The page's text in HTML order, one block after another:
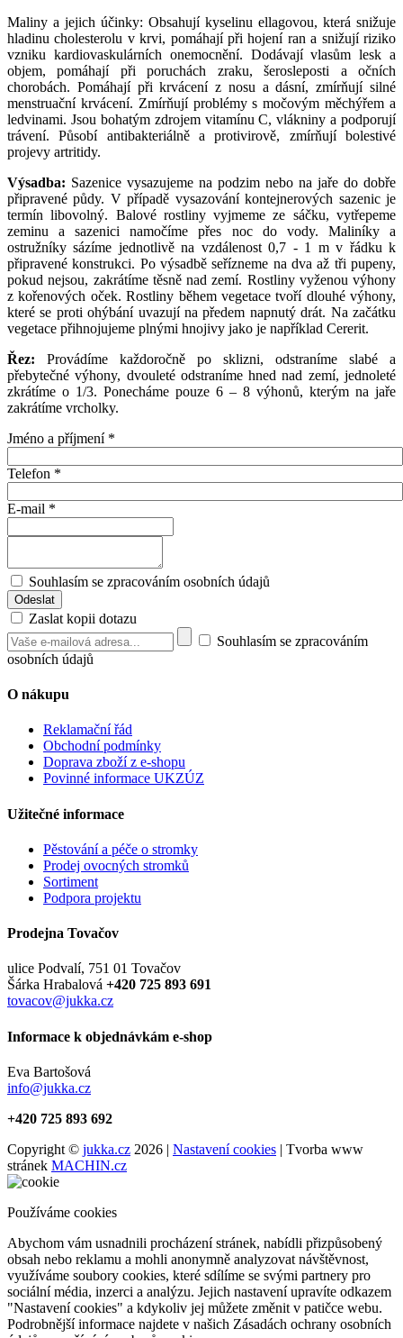
Maliny a jejich účinky: Obsahují kyselinu ellagovou, která snižuje
hladinu cholesterolu v krvi, pomáhají při hojení ran a snižují riziko
vzniku kardiovaskulárních onemocnění. Dodávají vlasům lesk a
objem, pomáhají při poruchách zraku, šerosleposti a očních
chorobách. Pomáhají při krvácení z nosu a dásní, zmírňují silné
menstruační krvácení. Zmírňují problémy s močovým měchýřem a
ledvinami. Jsou bohatým zdrojem vitamínu C, vlákniny a podporují
trávení. Působí antibakteriálně a protivirově, zmírňují bolestivé
projevy artritidy.
Výsadba: Sazenice vysazujeme na podzim nebo na jaře do dobře
připravené půdy. V případě vysazování kontejnerových sazenic je
termín libovolný. Balové rostliny vyjmeme ze sáčku, vytřepeme
zeminu a sazenici namočíme přes noc do vody. Maliníky a
ostružníky sázíme jednotlivě na vzdálenost 0,7 - 1 m v řádku k
připravené konstrukci. Po výsadbě seřízneme na dva až tři pupeny,
pokud nejsou, zakrátíme těsně nad zemí. Rostliny vyženou výhony
z kořenových oček. Rostliny během vegetace tvoří dlouhé výhony,
které se proti ohýbání uvazují na předem napnutý drát. Na začátku
vegetace přihnojujeme plnými hnojivy jako je například Cererit.
Řez: Provádíme každoročně po sklizni, odstraníme slabé a
přebytečné výhony, dvouleté odstraníme hned nad zemí, jednoleté
zkrátíme o 1/3. Ponecháme pouze 6 – 8 výhonů, kterým na jaře
zakrátíme vrcholky.
Jméno a příjmení *
Telefon *
E-mail *
Souhlasím se zpracováním osobních údajů
Zaslat kopii dotazu
Souhlasím se zpracováním
osobních údajů
O nákupu
Reklamační řád
Obchodní podmínky
Doprava zboží z e-shopu
Povinné informace UKZÚZ
Užitečné informace
Pěstování a péče o stromky
Prodej ovocných stromků
Sortiment
Podpora projektu
Prodejna Tovačov
ulice Podvalí, 751 01 Tovačov
Šárka Hrabalová +420 725 893 691
tovacov@jukka.cz
Informace k objednávkám e-shop
Eva Bartošová
info@jukka.cz
+420 725 893 692
Copyright © jukka.cz 2026 | Nastavení cookies | Tvorba www
stránek MACHIN.cz
Používáme cookies
Abychom vám usnadnili procházení stránek, nabídli přizpůsobený
obsah nebo reklamu a mohli anonymně analyzovat návštěvnost,
využíváme soubory cookies, které sdílíme se svými partnery pro
sociální média, inzerci a analýzu. Jejich nastavení upravíte odkazem
"Nastavení cookies" a kdykoliv jej můžete změnit v patičce webu.
Podrobnější informace najdete v našich Zásadách ochrany osobních